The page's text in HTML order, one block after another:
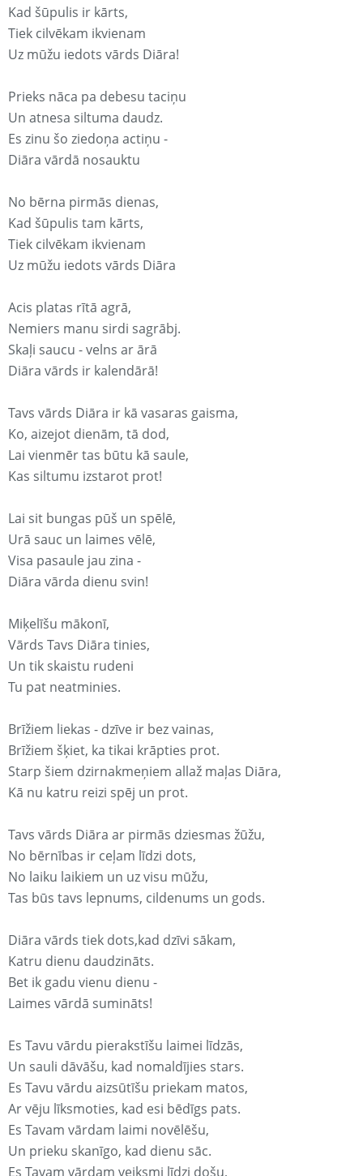
Kad šūpulis ir kārts,
Tiek cilvēkam ikvienam
Uz mūžu iedots vārds Diāra!
Prieks nāca pa debesu taciņu
Un atnesa siltuma daudz.
Es zinu šo ziedoņa actiņu -
Diāra vārdā nosauktu
No bērna pirmās dienas,
Kad šūpulis tam kārts,
Tiek cilvēkam ikvienam
Uz mūžu iedots vārds Diāra
Acis platas rītā agrā,
Nemiers manu sirdi sagrābj.
Skaļi saucu - velns ar ārā
Diāra vārds ir kalendārā!
Tavs vārds Diāra ir kā vasaras gaisma,
Ko, aizejot dienām, tā dod,
Lai vienmēr tas būtu kā saule,
Kas siltumu izstarot prot!
Lai sit bungas pūš un spēlē,
Urā sauc un laimes vēlē,
Visa pasaule jau zina -
Diāra vārda dienu svin!
Miķelīšu mākonī,
Vārds Tavs Diāra tinies,
Un tik skaistu rudeni
Tu pat neatminies.
Brīžiem liekas - dzīve ir bez vainas,
Brīžiem šķiet, ka tikai krāpties prot.
Starp šiem dzirnakmeņiem allaž maļas Diāra,
Kā nu katru reizi spēj un prot.
Tavs vārds Diāra ar pirmās dziesmas žūžu,
No bērnības ir ceļam līdzi dots,
No laiku laikiem un uz visu mūžu,
Tas būs tavs lepnums, cildenums un gods.
Diāra vārds tiek dots,kad dzīvi sākam,
Katru dienu daudzināts.
Bet ik gadu vienu dienu -
Laimes vārdā sumināts!
Es Tavu vārdu pierakstīšu laimei līdzās,
Un sauli dāvāšu, kad nomaldījies stars.
Es Tavu vārdu aizsūtīšu priekam matos,
Ar vēju līksmoties, kad esi bēdīgs pats.
Es Tavam vārdam laimi novēlēšu,
Un prieku skanīgo, kad dienu sāc.
Es Tavam vārdam veiksmi līdzi došu,